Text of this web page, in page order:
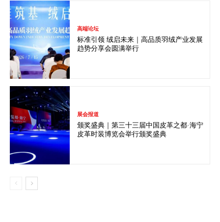
高端论坛
标准引领 绒启未来｜高品质羽绒产业发展
趋势分享会圆满举行
展会报道
颁奖盛典｜第三十三届中国皮革之都·海宁
皮革时装博览会举行颁奖盛典